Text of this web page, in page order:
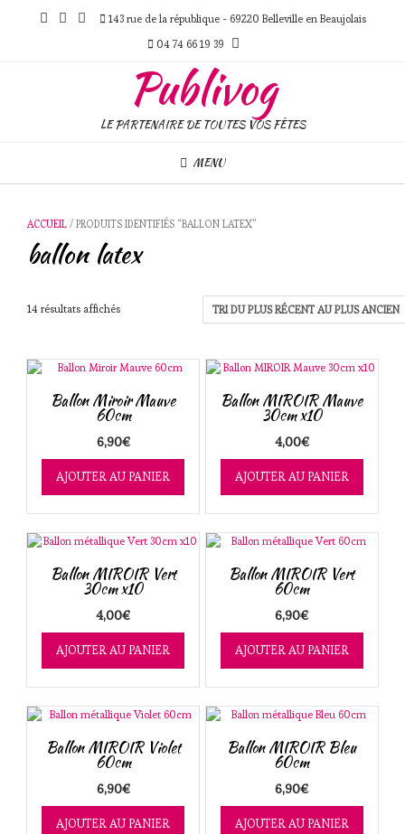
143 rue de la république - 69220 Belleville en Beaujolais
04 74 66 19 39
Publivog
LE PARTENAIRE DE TOUTES VOS FÊTES
MENU
ACCUEIL / PRODUITS IDENTIFIÉS “BALLON LATEX”
ballon latex
14 résultats affichésTrié
récent
au
ancien
Ballon Miroir Mauve
60cm
6,90€
AJOUTER AU PANIER
Ballon MIROIR Mauve
30cm x10
4,00€
AJOUTER AU PANIER
Ballon MIROIR Vert
30cm x10
4,00€
AJOUTER AU PANIER
Ballon MIROIR Vert
60cm
6,90€
AJOUTER AU PANIER
Ballon MIROIR Violet
60cm
6,90€
AJOUTER AU PANIER
Ballon MIROIR Bleu
60cm
6,90€
AJOUTER AU PANIER